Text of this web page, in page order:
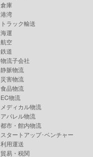
倉庫
港湾
トラック輸送
海運
航空
鉄道
物流子会社
静脈物流
災害物流
食品物流
EC物流
メディカル物流
アパレル物流
都市・館内物流
スタートアップ･ベンチャー
利用運送
貿易・税関